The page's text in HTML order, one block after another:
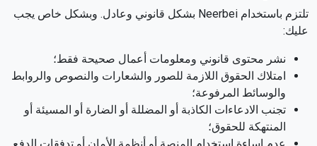
تلتزم باستخدام Neerbei بشكل قانوني وعادل. وبشكل خاص يجب
عليك:
نشر محتوى قانوني ومعلومات أعمال صحيحة فقط؛
امتلاك الحقوق اللازمة للصور والشعارات والنصوص والروابط
والوسائط المرفوعة؛
تجنب الادعاءات الكاذبة أو المضللة أو الضارة أو المسيئة أو
المنتهكة للحقوق؛